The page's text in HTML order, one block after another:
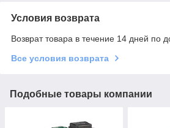
Условия возврата
Возврат товара в течение 14 дней по
Все условия возврата
Подобные товары компании